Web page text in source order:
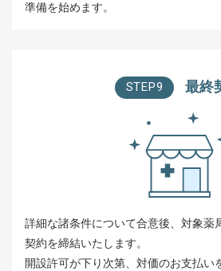
準備を始めます。
STEP9 最終
詳細な諸条件について合意後、対象薬
契約を締結いたします。
開設許可が下り次第、対価のお支払い